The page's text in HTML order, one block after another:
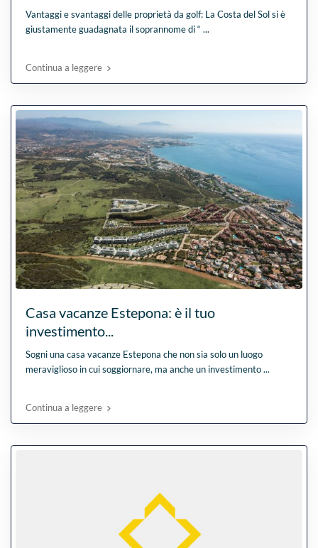
Vantaggi e svantaggi delle proprietà da golf: La Costa del Sol si è
giustamente guadagnata il soprannome di “...
Continua a leggere
Casa vacanze Estepona: è il tuo
investimento...
Sogni una casa vacanze Estepona che non sia solo un luogo
meraviglioso in cui soggiornare, ma anche un investimento...
Continua a leggere